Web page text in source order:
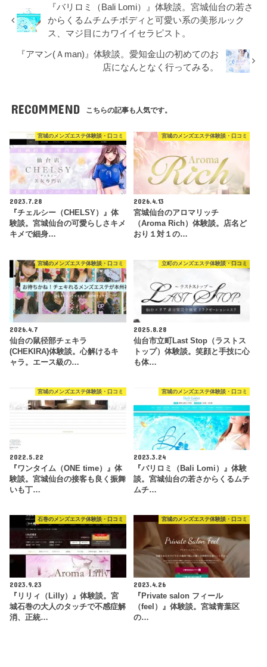
『バリロミ（Bali Lomi）』体験談。宮城仙台の若さ
からくるムチムチボディと可愛い系の美形ルック
ス、マジ目にカワイイセラピスト。
『アマン(Ａman)』体験談。愛知金山の初めてのお
店になんとなく行ってみる。
RECOMMEND こちらの記事も人気です。
宮城のメンズエステ体験談・口コミ
2023.7.28
『チェルシー（CHELSY）』体
験談。宮城仙台の可愛らしさキメ
キメで細身…
宮城のメンズエステ体験談・口コミ
2026.4.13
宮城仙台のアロマリッチ
（Aroma Rich）体験談。店名ど
おり１対１の…
宮城のメンズエステ体験談・口コミ
2026.4.7
仙台の鼠径部チェキラ
(CHEKIRA)体験談。心解けるキ
ャラ。エース級の…
立町のメンズエステ体験談・口コミ
2025.8.28
仙台市立町Last Stop（ラストス
トップ）体験談。笑顔と手技に心
も体…
宮城のメンズエステ体験談・口コミ
2022.5.22
『ワンタイム（ONE time）』体
験談。宮城仙台の接客も良く振舞
いも丁…
宮城のメンズエステ体験談・口コミ
2023.3.24
『バリロミ（Bali Lomi）』体験
談。宮城仙台の若さからくるムチ
ムチ…
石巻のメンズエステ体験談・口コミ
2023.9.23
『リリィ（Lilly）』体験談。宮
城石巻の大人のタッチで不感症解
消、正統…
宮城のメンズエステ体験談・口コミ
2023.4.26
『Private salon フィール
（feel）』体験談。宮城青葉区
の…